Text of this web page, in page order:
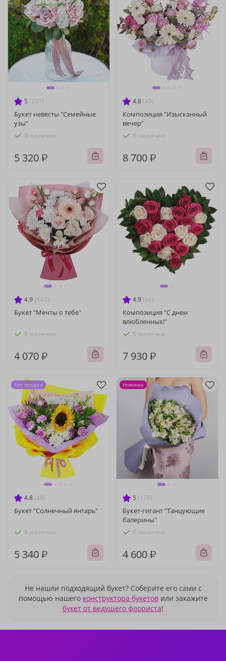
5 (201)
Букет невесты "Семейные
узы"
В наличии
5 320 ₽
4.8 (49)
Композиция "Изысканный
вечер"
В наличии
8 700 ₽
4.9 (343)
Букет "Мечты о тебе"
В наличии
4 070 ₽
4.9 (66)
Композиция "С днем
влюбленных!"
В наличии
7 930 ₽
4.8 (48)
Букет "Солнечный янтарь"
В наличии
5 340 ₽
Хит продаж
5 (178)
Букет-гигант "Танцующие
балерины"
В наличии
4 600 ₽
Новинка
Не нашли подходящий букет? Соберите его сами с
помощью нашего конструктора букетовили закажите
букет от ведущего флориста!